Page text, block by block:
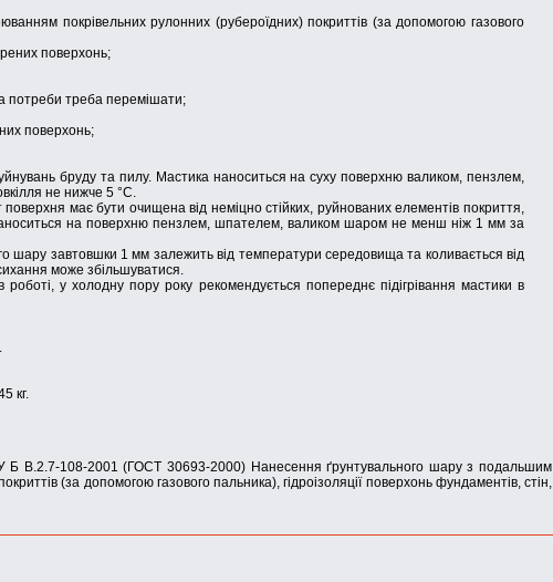
покрівельних рулонних (рубероїдних) покриттів (за допомогою газового
поверхонь;
потреби треба перемішати;
поверхонь;
бруду та пилу. Мастика наноситься на суху поверхню валиком, пензлем,
не нижче 5 °C.
поверхня має бути очищена від неміцно стійких, руйнованих елементів покриття,
на поверхню пензлем, шпателем, валиком шаром не менш ніж 1 мм за
шару завтовшки 1 мм залежить від температури середовища та коливається від
може збільшуватися.
у холодну пору року рекомендується попереднє підігрівання мастики в
кг.
В.2.7-108-2001 (ГОСТ 30693-2000) Нанесення ґрунтувального шару з подальшим
(за допомогою газового пальника), гідроізоляції поверхонь фундаментів, стін,